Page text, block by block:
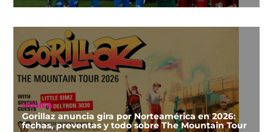
MÚSICA
Gorillaz anuncia gira por Norteamérica en 2026:
fechas, preventas y todo sobre The Mountain Tour